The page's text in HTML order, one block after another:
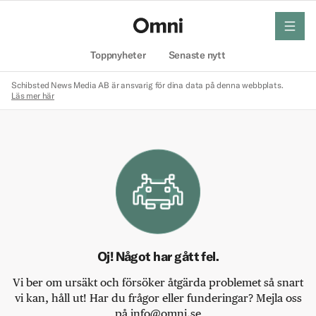
Toppnyheter Senaste nytt
meny
Schibsted News Media AB är ansvarig för dina data på denna webbplats.
Läs mer här
Oj! Något har gått fel.
Vi ber om ursäkt och försöker åtgärda problemet så snart
vi kan, håll ut! Har du frågor eller funderingar? Mejla oss